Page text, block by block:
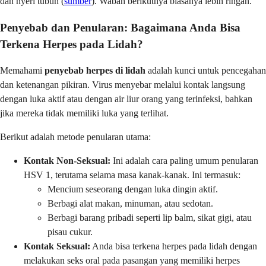
Penyebab dan Penularan: Bagaimana Anda Bisa
Terkena Herpes pada Lidah?
Memahami penyebab herpes di lidah adalah kunci untuk pencegahan
dan ketenangan pikiran. Virus menyebar melalui kontak langsung
dengan luka aktif atau dengan air liur orang yang terinfeksi, bahkan
jika mereka tidak memiliki luka yang terlihat.
Berikut adalah metode penularan utama:
Kontak Non-Seksual: Ini adalah cara paling umum penularan
HSV 1, terutama selama masa kanak-kanak. Ini termasuk:
Mencium seseorang dengan luka dingin aktif.
Berbagi alat makan, minuman, atau sedotan.
Berbagi barang pribadi seperti lip balm, sikat gigi, atau
pisau cukur.
Kontak Seksual: Anda bisa terkena herpes pada lidah dengan
melakukan seks oral pada pasangan yang memiliki herpes